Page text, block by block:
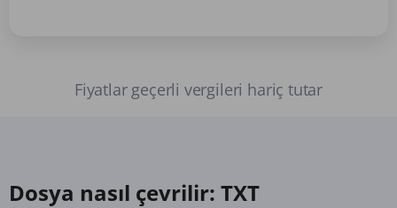
Fiyatlar geçerli vergileri hariç tutar
Dosya nasıl çevrilir: TXT